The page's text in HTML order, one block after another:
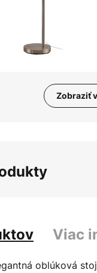
Zobraziť
Viac
oblúková